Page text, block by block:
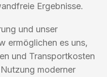
Ergebnisse.
und unser
ermöglichen es uns,
und Transportkosten
moderner